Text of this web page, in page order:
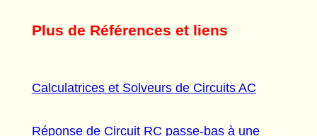
Plus de Références et liens
Calculatrices et Solveurs de Circuits AC
Réponse de Circuit RC passe-bas à une